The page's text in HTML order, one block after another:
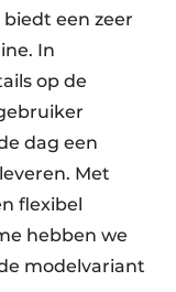
een zeer
In
op de
dag een
Met
flexibel
hebben we
modelvariant